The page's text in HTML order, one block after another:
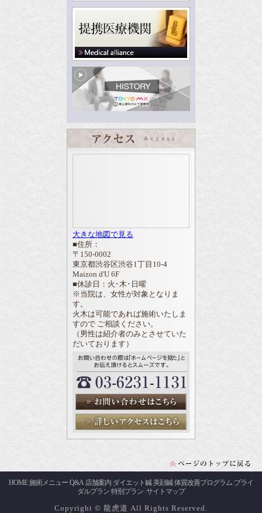
大きな地図で見る
■住所：
〒150-0002
東京都渋谷区渋谷1丁目10-4
Maizon d'U 6F
■休診日：火･木･日曜
※当院は、女性が対象となりま
す。
火木は可能であれば施術いたしま
すので ご相談ください。
（男性は紹介者のみとさせていた
だいております）
HOME|施術メニュー Q&A| 店舗案内 ダイエット鍼| 美顔鍼|体質改善プログラム ブライ
ダルプラン 特別プラン サイトマップ
Copyright © 龍虎道 All Rights Reserved.